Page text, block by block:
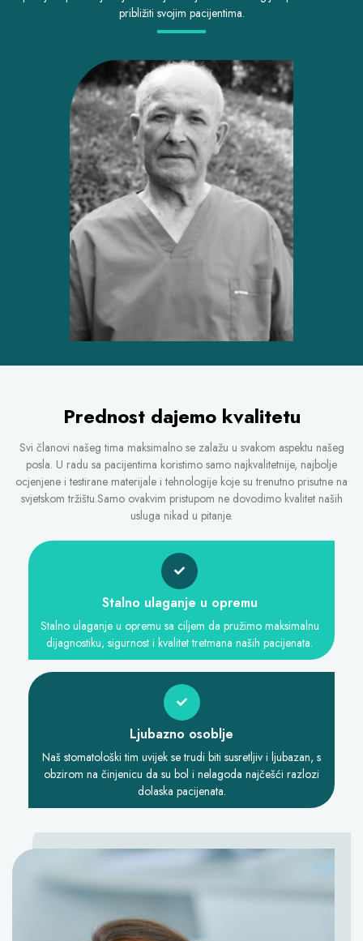
približiti svojim pacijentima.
Prednost dajemo kvalitetu
Svi članovi našeg tima maksimalno se zalažu u svakom aspektu našeg
posla. U radu sa pacijentima koristimo samo najkvalitetnije, najbolje
ocjenjene i testirane materijale i tehnologije koje su trenutno prisutne na
svjetskom tržištu.Samo ovakvim pristupom ne dovodimo kvalitet naših
usluga nikad u pitanje.
Stalno ulaganje u opremu
Stalno ulaganje u opremu sa ciljem da pružimo maksimalnu
dijagnostiku, sigurnost i kvalitet tretmana naših pacijenata.
Ljubazno osoblje
Naš stomatološki tim uvijek se trudi biti susretljiv i ljubazan, s
obzirom na činjenicu da su bol i nelagoda najčešći razlozi
dolaska pacijenata.